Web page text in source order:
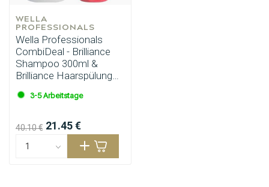
WELLA
PROFESSIONALS
Wella Professionals
CombiDeal - Brilliance
Shampoo 300ml &
Brilliance Haarspülung
Coarse 200ml
3-5 Arbeitstage
40.10 € 21.45 €